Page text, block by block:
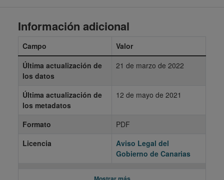
Información adicional
Campo
Valor
Última actualización de
los datos
21 de marzo de 2022
Última actualización de
los metadatos
12 de mayo de 2021
Formato
PDF
Licencia
Aviso Legal del
Gobierno de Canarias